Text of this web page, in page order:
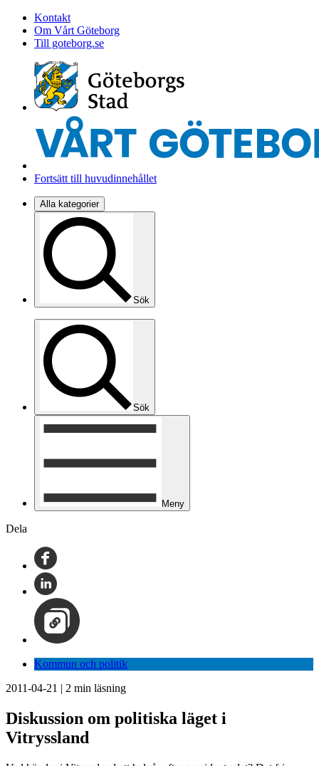
Kontakt
Om Vårt Göteborg
Till goteborg.se
Fortsätt till huvudinnehållet
Alla kategorier
Sök
Sök
Meny
Dela
Kommun och politik
2011-04-21 | 2 min läsning
Diskussion om politiska läget i
Vitryssland